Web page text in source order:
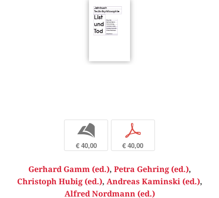
b
€ 40,00
p
€ 40,00
Gerhard Gamm (ed.), Petra Gehring (ed.),
Christoph Hubig (ed.), Andreas Kaminski (ed.),
Alfred Nordmann (ed.)